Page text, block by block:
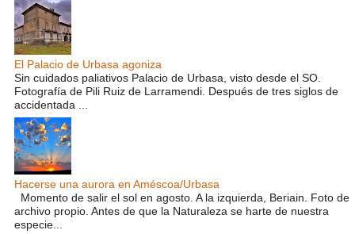
El Palacio de Urbasa agoniza
Sin cuidados paliativos Palacio de Urbasa, visto desde el SO.
Fotografía de Pili Ruiz de Larramendi. Después de tres siglos de
accidentada ...
Hacerse una aurora en Améscoa/Urbasa
Momento de salir el sol en agosto. A la izquierda, Beriain. Foto de
archivo propio. Antes de que la Naturaleza se harte de nuestra
especie...